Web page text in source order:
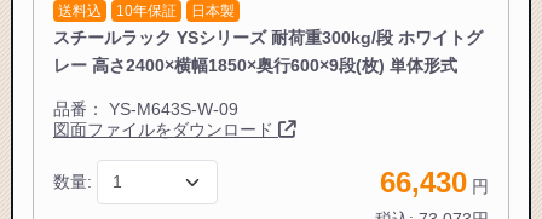
送料込 10年保証 日本製
スチールラック YSシリーズ 耐荷重300kg/段 ホワイトグ
レー 高さ2400×横幅1850×奥行600×9段(枚) 単体形式
品番： YS-M643S-W-09
図面ファイルをダウンロード
数量: 66,430 円